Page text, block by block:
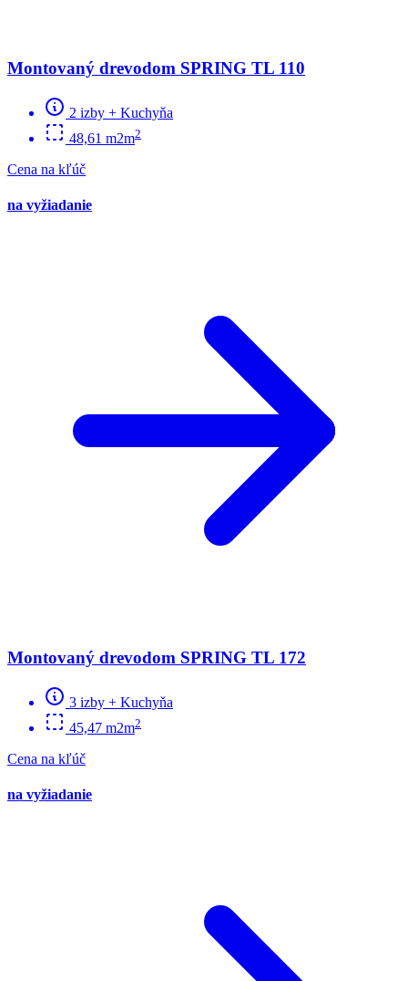
Montovaný drevodom SPRING TL 110
2 izby + Kuchyňa
48,61 m2m2
Cena na kľúč
na vyžiadanie
Montovaný drevodom SPRING TL 172
3 izby + Kuchyňa
45,47 m2m2
Cena na kľúč
na vyžiadanie